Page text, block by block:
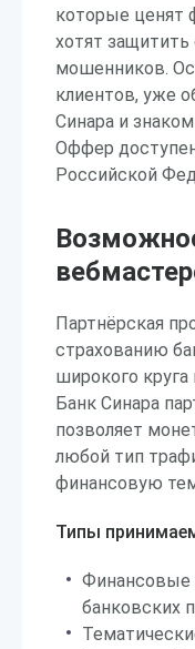
которые ценят
хотят
мошенников.
клиентов, уже
Синара и
Оффер
Российской
Партнёрская
страхованию
широкого
Банк Синара
позволяет
любой тип
финансовую
Типы
Финансовые
банковских